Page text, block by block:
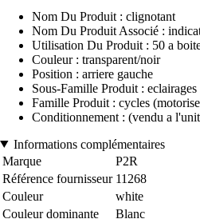
Nom Du Produit : clignotant
Nom Du Produit Associé :
Utilisation Du Produit : 50 a
Couleur : transparent/noir
Position : arriere gauche
Sous-Famille Produit : eclairages
Famille Produit : cycles
Conditionnement : (vendu a
Informations complémentaires
Marque
P2R
Référence fournisseur 11268
Couleur
white
Couleur dominante
Blanc